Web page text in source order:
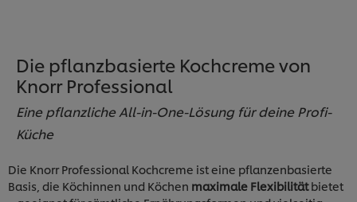
Die pflanzbasierte Kochcreme von
Knorr Professional
Eine pflanzliche All-in-One-Lösung für deine Profi-
Küche
Die Knorr Professional Kochcreme ist eine pflanzenbasierte
Basis, die Köchinnen und Köchen maximale Flexibilitätbietet